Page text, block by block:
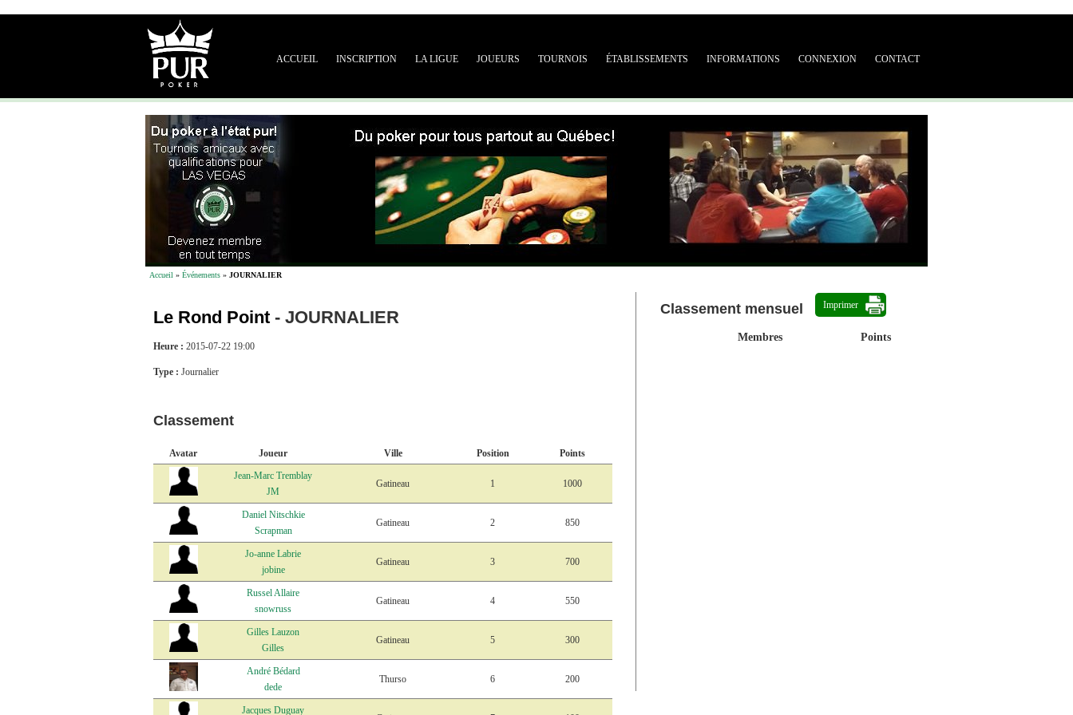
ACCUEIL INSCRIPTION LA LIGUE JOUEURS TOURNOIS ÉTABLISSEMENTS INFORMATIONS CONNEXION CONTACT
Accueil » Événements » JOURNALIER
Le Rond Point - JOURNALIER
Heure : 2015-07-22 19:00
Type : Journalier
Classement
Avatar Joueur Ville Position
Points
Jean-Marc Tremblay
JM
Gatineau 1 1000
Daniel Nitschkie
Scrapman
Gatineau 2 850
Jo-anne Labrie
jobine
Gatineau 3 700
Russel Allaire
snowruss
Gatineau 4 550
Gilles Lauzon
Gilles
Gatineau 5 300
André Bédard
dede
Thurso 6 200
Jacques Duguay
Classement mensuel Imprimer
Membres Points